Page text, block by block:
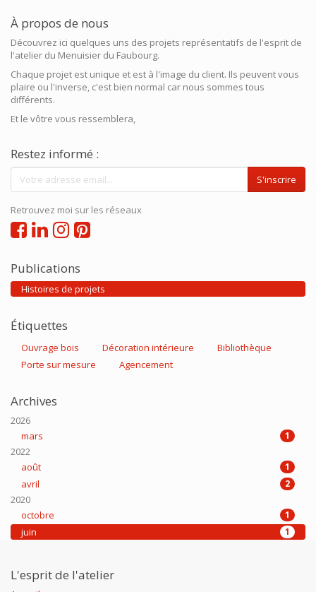
À propos de nous
Découvrez ici quelques uns des projets représentatifs de l'esprit de
l'atelier du Menuisier du Faubourg.
Chaque projet est unique et est à l'image du client. Ils peuvent vous
plaire ou l'inverse, c'est bien normal car nous sommes tous
différents.
Et le vôtre vous ressemblera,
Restez informé :
S'inscrire
Retrouvez moi sur les réseaux
Publications
Histoires de projets
Étiquettes
Ouvrage bois Décoration intérieure
Bibliothèque
Porte sur mesure
Agencement
Archives
2026
mars
1
2022
août
1
avril 2
2020
octobre
1
juin 1
L'esprit de l'atelier